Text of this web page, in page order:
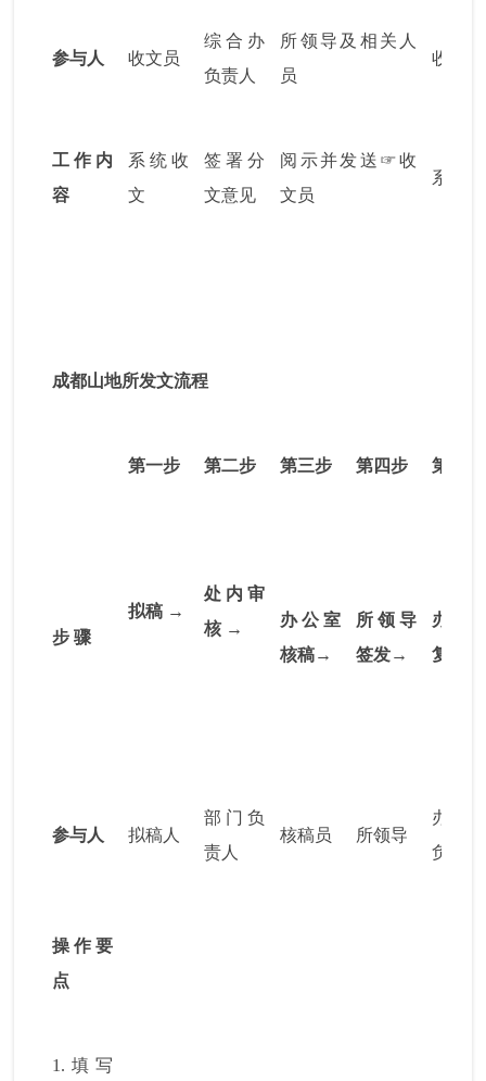
参与人 收文员
综合办
负责人
所领导及相关人
员
收文员
工作内
容
系统收
文
签署分
文意见
阅示并发送 ☞收
文员
系统
成都山地所发文流程
第一步 第二步 第三步 第四步 第五步
步 骤
拟稿 →
处内审
核 →
办公室
核稿→
所领导
签发→
办公
复审→
参与人 拟稿人
部门负
责人
核稿员 所领导
办公
负责人
操作要
点
1. 填写